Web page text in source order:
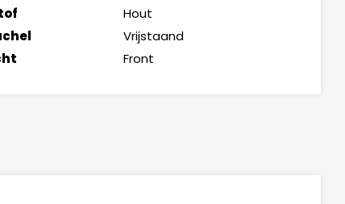
Hout
Vrijstaand
Front